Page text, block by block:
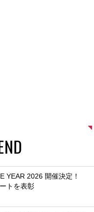
YEAR 2026 開催決定！
トを表彰